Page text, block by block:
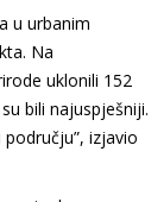
u urbanim
Na
uklonili 152
bili najuspješniji.
izjavio